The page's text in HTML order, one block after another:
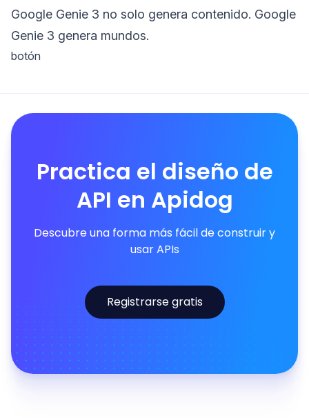
Google Genie 3 no solo genera contenido. Google
Genie 3 genera mundos.
botón
Practica el diseño de
API en Apidog
Descubre una forma más fácil de construir y
usar APIs
Registrarse gratis